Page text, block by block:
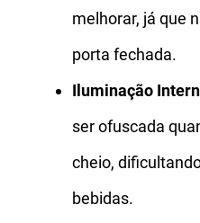
melhorar, já que
porta fechada.
Iluminação
ser ofuscada
cheio,
bebidas.